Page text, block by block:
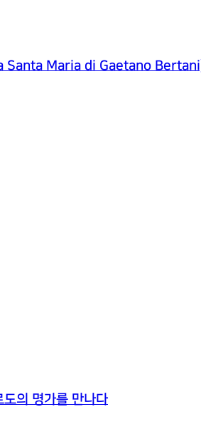
Santa Maria di Gaetano
의 명가를 만나다